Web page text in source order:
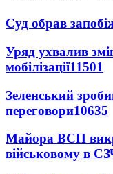
Суд обрав
Уряд ухвалив
мобілізації11501
Зеленський
переговори10635
Майора ВСП
військовому в